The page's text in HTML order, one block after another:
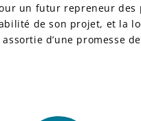
un futur repreneur des
de son projet, et la
d’une promesse